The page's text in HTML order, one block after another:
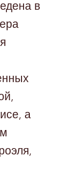
в
а